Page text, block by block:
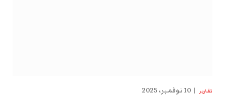
تقارير 10 نوفمبر، 2025